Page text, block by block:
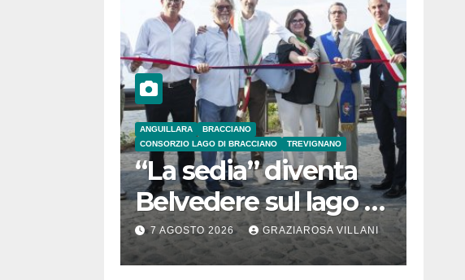
ANGUILLARA
BRACCIANO
CONSORZIO LAGO DI BRACCIANO
TREVIGNANO
“La sedia” diventa
Belvedere sul lago di
Bracciano: ieri
l’inaugurazione
7 AGOSTO 2026 GRAZIAROSA VILLANI